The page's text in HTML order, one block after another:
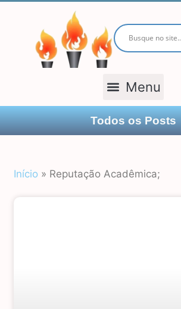
Todos os Posts
Início » Reputação Acadêmica;